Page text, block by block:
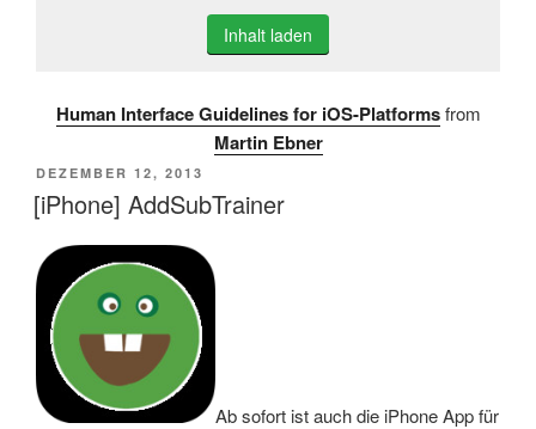
Inhalt laden
Human Interface Guidelines for iOS-Platforms from
Martin Ebner
VERÖFFENTLICHT
AM
DEZEMBER 12, 2013
[iPhone] AddSubTrainer
Ab sofort ist auch die iPhone App für